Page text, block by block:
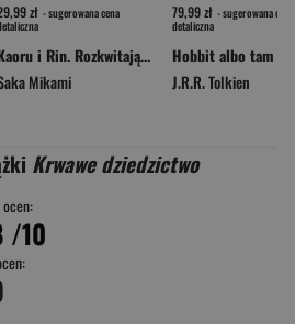
zł - sugerowana cena
Kaoru i Rin. Rozkwitając z tobą. Tom 10
Mikami
79,99 zł - sugerowana cena
detaliczna
J.R.R. Tolkien
Krwawe dziedzictwo
/10